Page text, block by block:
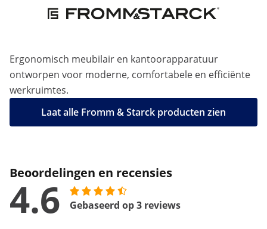
Ergonomisch meubilair en kantoorapparatuur
ontworpen voor moderne, comfortabele en efficiënte
werkruimtes.
Laat alle Fromm & Starck producten zien
Beoordelingen en recensies
4.6 Gebaseerd op 3 reviews